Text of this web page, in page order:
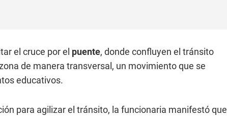
el cruce por el puente, donde confluyen el tránsito
de manera transversal, un movimiento que se
educativos.
para agilizar el tránsito, la funcionaria manifestó que